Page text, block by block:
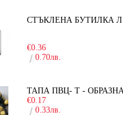
€0.36
0.70лв.
€0.17
0.33лв.